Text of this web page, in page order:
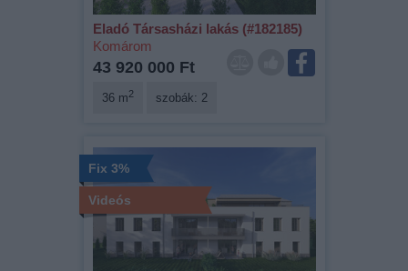
Eladó Társasházi lakás (#182185)
Komárom
43 920 000 Ft
36 m2 szobák: 2
Fix 3%
Videós